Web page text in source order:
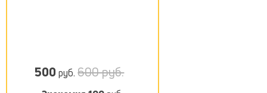
500 руб.600 руб.